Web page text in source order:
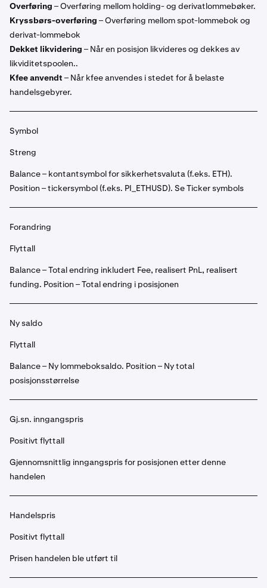
Overføring – Overføring mellom holding- og derivatlommebøker.
Kryssbørs-overføring – Overføring mellom spot-lommebok og
derivat-lommebok
Dekket likvidering – Når en posisjon likvideres og dekkes av
likviditetspoolen..
Kfee anvendt – Når kfee anvendes i stedet for å belaste
handelsgebyrer.
Symbol
Streng
Balance – kontantsymbol for sikkerhetsvaluta (f.eks. ETH).
Position – tickersymbol (f.eks. PI_ETHUSD). Se Ticker symbols
Forandring
Flyttall
Balance – Total endring inkludert Fee, realisert PnL, realisert
funding. Position – Total endring i posisjonen
Ny saldo
Flyttall
Balance – Ny lommeboksaldo. Position – Ny total
posisjonsstørrelse
Gj.sn. inngangspris
Positivt flyttall
Gjennomsnittlig inngangspris for posisjonen etter denne
handelen
Handelspris
Positivt flyttall
Prisen handelen ble utført til